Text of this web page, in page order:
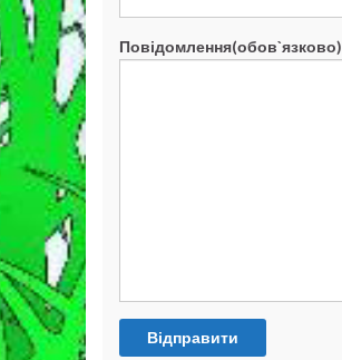
Повідомлення(обов`язково)